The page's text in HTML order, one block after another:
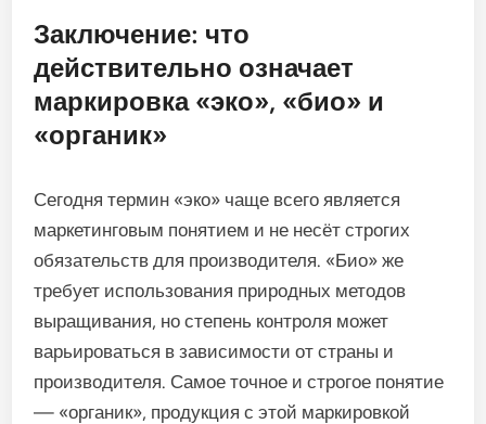
Заключение: что
действительно означает
маркировка «эко», «био» и
«органик»
Сегодня термин «эко» чаще всего является
маркетинговым понятием и не несёт строгих
обязательств для производителя. «Био» же
требует использования природных методов
выращивания, но степень контроля может
варьироваться в зависимости от страны и
производителя. Самое точное и строгое понятие
— «органик», продукция с этой маркировкой